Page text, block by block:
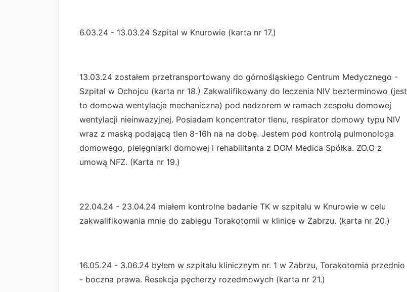
6.03.24 - 13.03.24 Szpital w Knurowie (karta nr 17.)
13.03.24 zostałem przetransportowany do górnośląskiego Centrum Medycznego -
Szpital w Ochojcu (karta nr 18.) Zakwalifikowany do leczenia NIV bezterminowo (jest
to domowa wentylacja mechaniczna) pod nadzorem w ramach zespołu domowej
wentylacji nieinwazyjnej. Posiadam koncentrator tlenu, respirator domowy typu NIV
wraz z maską podającą tlen 8-16h na na dobę. Jestem pod kontrolą pulmonologa
domowego, pielęgniarki domowej i rehabilitanta z DOM Medica Spółka. ZO.O z
umową NFZ. (Karta nr 19.)
22.04.24 - 23.04.24 miałem kontrolne badanie TK w szpitalu w Knurowie w celu
zakwalifikowania mnie do zabiegu Torakotomii w klinice w Zabrzu. (karta nr 20.)
16.05.24 - 3.06.24 byłem w szpitalu klinicznym nr. 1 w Zabrzu, Torakotomia przednio
- boczna prawa. Resekcja pęcherzy rozedmowych (karta nr 21.)